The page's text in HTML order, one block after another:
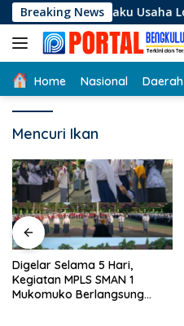
Langsung
ke
konten
Breaking News
Pelaku Usaha Lokal di
Home Nasional Daerah
Mencuri Ikan
Digelar Selama 5 Hari,
Kegiatan MPLS SMAN 1
Mukomuko Berlangsung